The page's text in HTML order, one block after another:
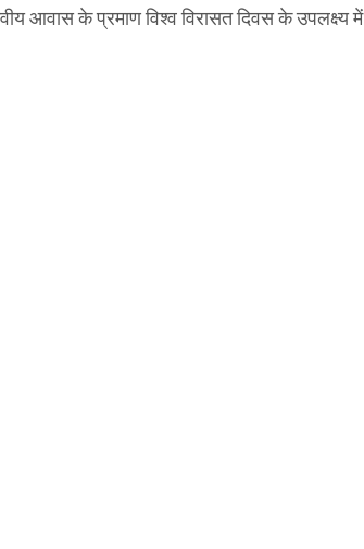
आवास के प्रमाण विश्व विरासत दिवस के उपलक्ष्य में